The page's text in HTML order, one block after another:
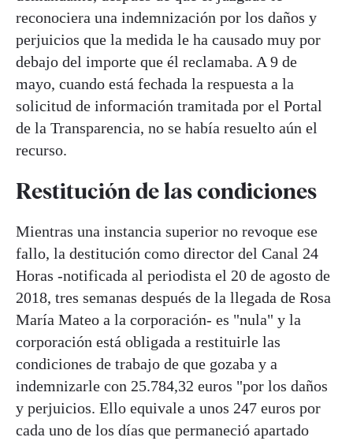
reconociera una indemnización por los daños y
perjuicios que la medida le ha causado muy por
debajo del importe que él reclamaba. A 9 de
mayo, cuando está fechada la respuesta a la
solicitud de información tramitada por el Portal
de la Transparencia, no se había resuelto aún el
recurso.
Restitución de las condiciones
Mientras una instancia superior no revoque ese
fallo, la destitución como director del Canal 24
Horas -notificada al periodista el 20 de agosto de
2018, tres semanas después de la llegada de Rosa
María Mateo a la corporación- es "nula" y la
corporación está obligada a restituirle las
condiciones de trabajo de que gozaba y a
indemnizarle con 25.784,32 euros "por los daños
y perjuicios. Ello equivale a unos 247 euros por
cada uno de los días que permaneció apartado